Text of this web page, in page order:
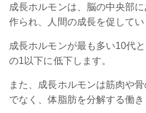
成長ホルモンは、脳の中央部
作られ、人間の成長を促してい
成長ホルモンが最も多い10代
の1以下に低下します。
また、成長ホルモンは筋肉や
でなく、体脂肪を分解する働き